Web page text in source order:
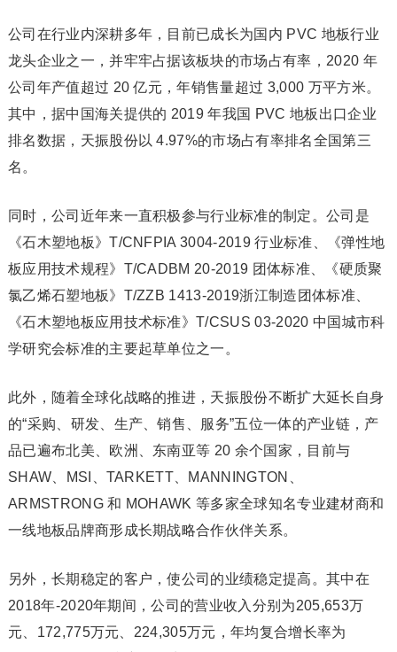
公司在行业内深耕多年，目前已成长为国内 PVC 地板行业
龙头企业之一，并牢牢占据该板块的市场占有率，2020 年
公司年产值超过 20 亿元，年销售量超过 3,000 万平方米。
其中，据中国海关提供的 2019 年我国 PVC 地板出口企业
排名数据，天振股份以 4.97%的市场占有率排名全国第三
名。
同时，公司近年来一直积极参与行业标准的制定。公司是
《石木塑地板》T/CNFPIA 3004-2019 行业标准、《弹性地
板应用技术规程》T/CADBM 20-2019 团体标准、《硬质聚
氯乙烯石塑地板》T/ZZB 1413-2019浙江制造团体标准、
《石木塑地板应用技术标准》T/CSUS 03-2020 中国城市科
学研究会标准的主要起草单位之一。
此外，随着全球化战略的推进，天振股份不断扩大延长自身
的“采购、研发、生产、销售、服务”五位一体的产业链，产
品已遍布北美、欧洲、东南亚等 20 余个国家，目前与
SHAW、MSI、TARKETT、MANNINGTON、
ARMSTRONG 和 MOHAWK 等多家全球知名专业建材商和
一线地板品牌商形成长期战略合作伙伴关系。
另外，长期稳定的客户，使公司的业绩稳定提高。其中在
2018年-2020年期间，公司的营业收入分别为205,653万
元、172,775万元、224,305万元，年均复合增长率为